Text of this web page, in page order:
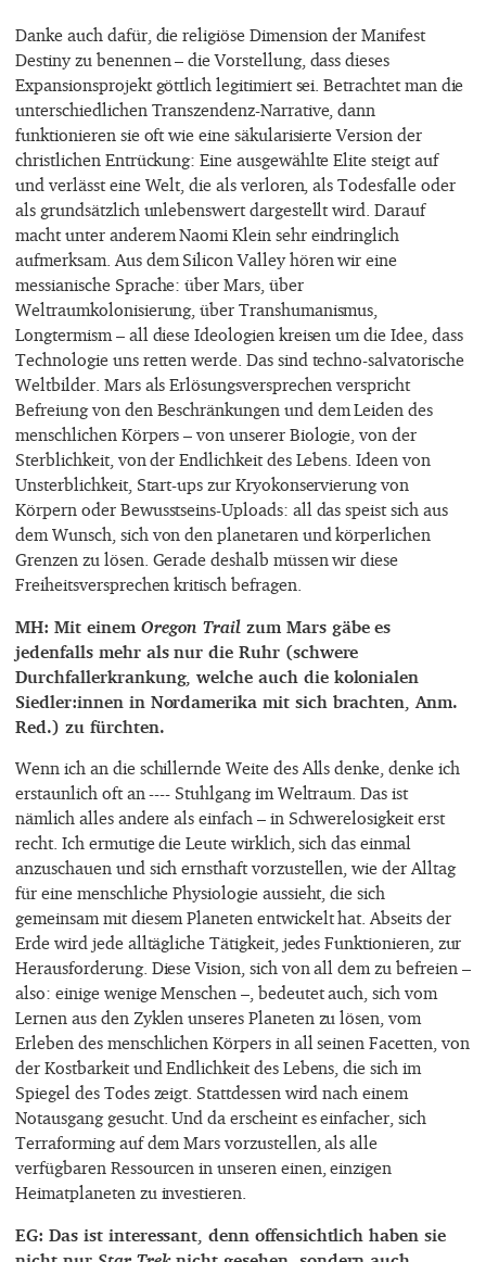
Danke auch dafür, die religiöse Dimension der Manifest
Destiny zu benennen – die Vorstellung, dass dieses
Expansionsprojekt göttlich legitimiert sei. Betrachtet man die
unterschiedlichen Transzendenz-Narrative, dann
funktionieren sie oft wie eine säkularisierte Version der
christlichen Entrückung: Eine ausgewählte Elite steigt auf
und verlässt eine Welt, die als verloren, als Todesfalle oder
als grundsätzlich unlebenswert dargestellt wird. Darauf
macht unter anderem Naomi Klein sehr eindringlich
aufmerksam. Aus dem Silicon Valley hören wir eine
messianische Sprache: über Mars, über
Weltraumkolonisierung, über Transhumanismus,
Longtermism – all diese Ideologien kreisen um die Idee, dass
Technologie uns retten werde. Das sind techno-salvatorische
Weltbilder. Mars als Erlösungsversprechen verspricht
Befreiung von den Beschränkungen und dem Leiden des
menschlichen Körpers – von unserer Biologie, von der
Sterblichkeit, von der Endlichkeit des Lebens. Ideen von
Unsterblichkeit, Start-ups zur Kryokonservierung von
Körpern oder Bewusstseins-Uploads: all das speist sich aus
dem Wunsch, sich von den planetaren und körperlichen
Grenzen zu lösen. Gerade deshalb müssen wir diese
Freiheitsversprechen kritisch befragen.
MH: Mit einem Oregon Trail zum Mars gäbe es
jedenfalls mehr als nur die Ruhr (schwere
Durchfallerkrankung, welche auch die kolonialen
Siedler:innen in Nordamerika mit sich brachten, Anm.
Red.) zu fürchten.
Wenn ich an die schillernde Weite des Alls denke, denke ich
erstaunlich oft an ---- Stuhlgang im Weltraum. Das ist
nämlich alles andere als einfach – in Schwerelosigkeit erst
recht. Ich ermutige die Leute wirklich, sich das einmal
anzuschauen und sich ernsthaft vorzustellen, wie der Alltag
für eine menschliche Physiologie aussieht, die sich
gemeinsam mit diesem Planeten entwickelt hat. Abseits der
Erde wird jede alltägliche Tätigkeit, jedes Funktionieren, zur
Herausforderung. Diese Vision, sich von all dem zu befreien –
also: einige wenige Menschen –, bedeutet auch, sich vom
Lernen aus den Zyklen unseres Planeten zu lösen, vom
Erleben des menschlichen Körpers in all seinen Facetten, von
der Kostbarkeit und Endlichkeit des Lebens, die sich im
Spiegel des Todes zeigt. Stattdessen wird nach einem
Notausgang gesucht. Und da erscheint es einfacher, sich
Terraforming auf dem Mars vorzustellen, als alle
verfügbaren Ressourcen in unseren einen, einzigen
Heimatplaneten zu investieren.
EG: Das ist interessant, denn offensichtlich haben sie